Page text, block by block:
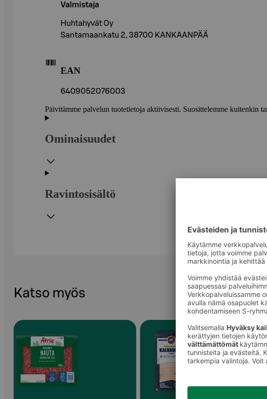
Valmistaja
Huhtahyvät Oy
Santamaankatu 2, 38700 KANKAANPÄÄ
EAN
6409052076003
Päivitämme palvelun tuotetietoja aktiivisesti. Suosittelemme kuitenkin
Ominaisuudet
Ravintosisältö
Katso myös